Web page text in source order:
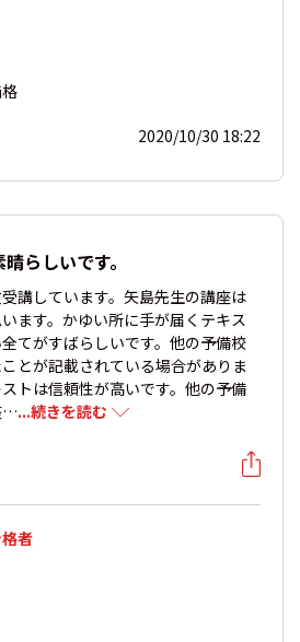
2020/10/30 18:22
らしいです。
講しています。矢島先生の講座は
ます。かゆい所に手が届くテキス
てがすばらしいです。他の予備校
とが記載されている場合がありま
トは信頼性が高いです。他の予備
…...続きを読む
者